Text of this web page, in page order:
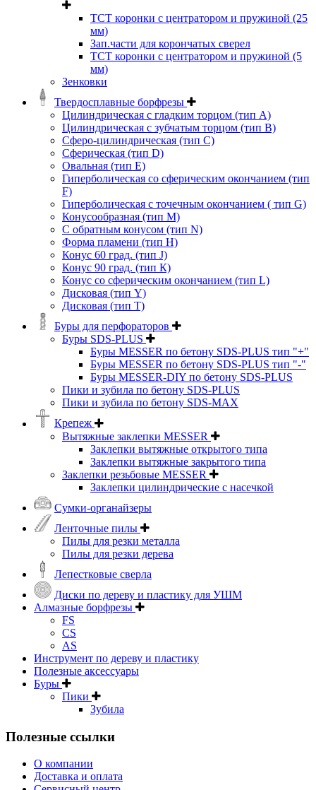
ТСТ коронки с центратором и пружиной (25
мм)
Зап.части для корончатых сверел
ТСТ коронки с центратором и пружиной (5
мм)
Зенковки
Твердосплавные борфрезы
Цилиндрическая с гладким торцом (тип А)
Цилиндрическая с зубчатым торцом (тип В)
Сферо-цилиндрическая (тип С)
Сферическая (тип D)
Овальная (тип Е)
Гиперболическая со сферическим окончанием (тип
F)
Гиперболическая с точечным окончанием ( тип G)
Конусообразная (тип М)
C обратным конусом (тип N)
Форма пламени (тип H)
Конус 60 град. (тип J)
Конус 90 град. (тип К)
Конус со сферическим окончанием (тип L)
Дисковая (тип Y)
Дисковая (тип Т)
Буры для перфораторов
Буры SDS-PLUS
Буры MESSER по бетону SDS-PLUS тип "+"
Буры MESSER по бетону SDS-PLUS тип "-"
Буры MESSER-DIY по бетону SDS-PLUS
Пики и зубила по бетону SDS-PLUS
Пики и зубила по бетону SDS-MAX
Крепеж
Вытяжные заклепки MESSER
Заклепки вытяжные открытого типа
Заклепки вытяжные закрытого типа
Заклепки резьбовые MESSER
Заклепки цилиндрические с насечкой
Сумки-органайзеры
Ленточные пилы
Пилы для резки металла
Пилы для резки дерева
Лепестковые сверла
Диски по дереву и пластику для УШМ
Алмазные борфрезы
FS
CS
AS
Инструмент по дереву и пластику
Полезные аксессуары
Буры
Пики
Зубила
Полезные ссылки
О компании
Доставка и оплата